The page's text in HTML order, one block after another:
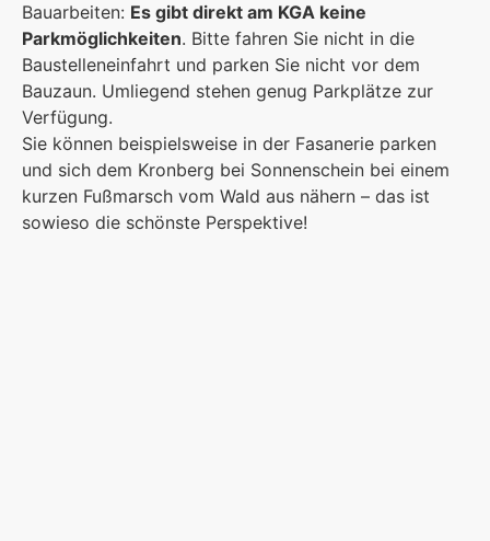
Bauarbeiten: Es gibt direkt am KGA keine
Parkmöglichkeiten. Bitte fahren Sie nicht in die
Baustelleneinfahrt und parken Sie nicht vor dem
Bauzaun. Umliegend stehen genug Parkplätze zur
Verfügung.
Sie können beispielsweise in der Fasanerie parken
und sich dem Kronberg bei Sonnenschein bei einem
kurzen Fußmarsch vom Wald aus nähern – das ist
sowieso die schönste Perspektive!